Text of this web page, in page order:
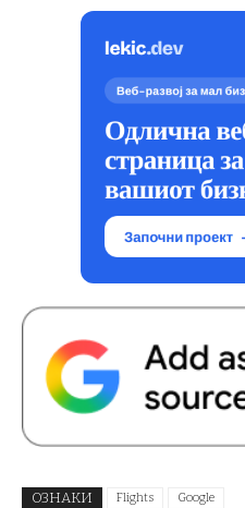
ОЗНАКИ Flights Google